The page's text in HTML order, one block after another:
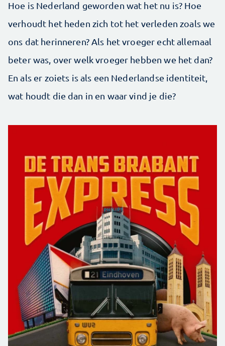
Hoe is Nederland geworden wat het nu is? Hoe
verhoudt het heden zich tot het verleden zoals we
ons dat herinneren? Als het vroeger echt allemaal
beter was, over welk vroeger hebben we het dan?
En als er zoiets is als een Nederlandse identiteit,
wat houdt die dan in en waar vind je die?